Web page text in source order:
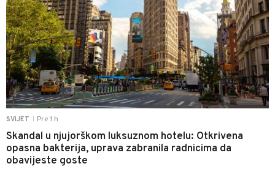
SVIJET Pre 1 h
Skandal u njujorškom luksuznom hotelu: Otkrivena
opasna bakterija, uprava zabranila radnicima da
obavijeste goste